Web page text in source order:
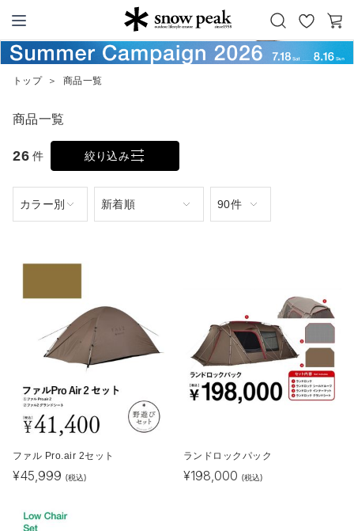
Snow Peak
お
気
カ
ー
トップ ＞ 商品一覧
商品一覧
26 件 絞り込み
ファル Pro.air 2セット
¥45,999 (税込)
ランドロックパック
¥198,000 (税込)